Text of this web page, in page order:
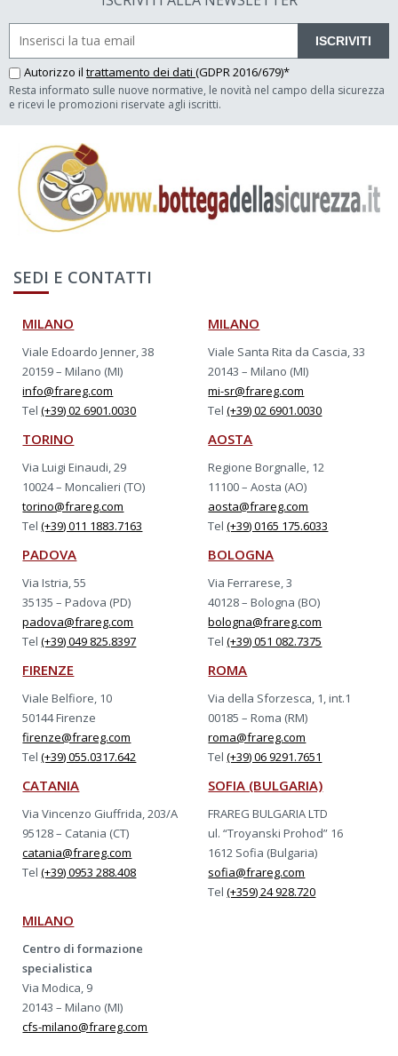
ISCRIVITI
Autorizzo il trattamento dei dati (GDPR 2016/679)*
Resta informato sulle nuove normative, le novità nel campo della sicurezza
e ricevi le promozioni riservate agli iscritti.
SEDI E CONTATTI
MILANO
Viale Edoardo Jenner, 38
20159 – Milano (MI)
info@frareg.com
Tel(+39) 02 6901.0030
MILANO
Viale Santa Rita da Cascia, 33
20143 – Milano (MI)
mi-sr@frareg.com
Tel(+39) 02 6901.0030
TORINO
Via Luigi Einaudi, 29
10024 – Moncalieri (TO)
torino@frareg.com
Tel(+39) 011 1883.7163
AOSTA
Regione Borgnalle, 12
11100 – Aosta (AO)
aosta@frareg.com
Tel(+39) 0165 175.6033
PADOVA
Via Istria, 55
35135 – Padova (PD)
padova@frareg.com
Tel(+39) 049 825.8397
BOLOGNA
Via Ferrarese, 3
40128 – Bologna (BO)
bologna@frareg.com
Tel(+39) 051 082.7375
FIRENZE
Viale Belfiore, 10
50144 Firenze
firenze@frareg.com
Tel(+39) 055.0317.642
ROMA
Via della Sforzesca, 1, int.1
00185 – Roma (RM)
roma@frareg.com
Tel(+39) 06 9291.7651
CATANIA
Via Vincenzo Giuffrida, 203/A
95128 – Catania (CT)
catania@frareg.com
Tel(+39) 0953 288.408
SOFIA (BULGARIA)
FRAREG BULGARIA LTD
ul. “Troyanski Prohod” 16
1612 Sofia (Bulgaria)
sofia@frareg.com
Tel(+359) 24 928.720
MILANO
Centro di formazione
specialistica
Via Modica, 9
20143 – Milano (MI)
cfs-milano@frareg.com